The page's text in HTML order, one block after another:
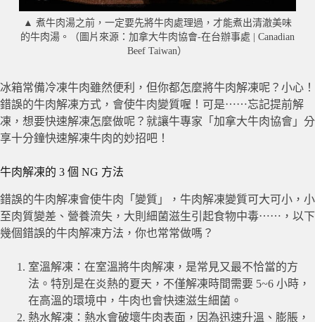
▲ 煮牛肉湯之前，一定要先將牛肉處理過，才能煮出清澈美味
的牛肉湯。（圖片來源：加拿大牛肉協會-在台辦事處 | Canadian
Beef Taiwan）
冰箱常備冷凍牛肉雖然便利，但你都怎麼將牛肉解凍呢？小心！
錯誤的牛肉解凍方式，會使牛肉變質喔！可是⋯⋯忘記提前解
凍，想要快速解凍怎麼做呢？就讓牛專家「加拿大牛肉協會」分
享十分鐘快速解凍牛肉的妙招吧！
牛肉解凍的 3 個 NG 方法
錯誤的牛肉解凍會使牛肉「變質」，牛肉解凍變質可大可小，小
至肉質變差、營養流失，大則細菌滋生引起食物中毒⋯⋯，以下
幾個錯誤​​的牛肉解凍方法，你也常常做嗎？
室溫解凍：在室溫將牛肉解凍，是常見又最不恰當的方
法。特別是在炎熱的夏天，不僅解凍時間需要 5~6 小時，
在高溫的環境中，牛肉也會快速滋生細菌。
熱水解凍：熱水會破壞牛肉表面，因為迅速升溫、膨脹，